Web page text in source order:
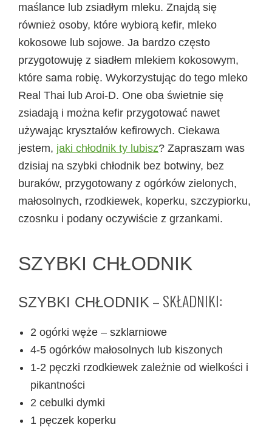
maślance lub zsiadłym mleku. Znajdą się
również osoby, które wybiorą kefir, mleko
kokosowe lub sojowe. Ja bardzo często
przygotowuję z siadłem mlekiem kokosowym,
które sama robię. Wykorzystując do tego mleko
Real Thai lub Aroi-D. One oba świetnie się
zsiadają i można kefir przygotować nawet
używając kryształów kefirowych. Ciekawa
jestem, jaki chłodnik ty lubisz? Zapraszam was
dzisiaj na szybki chłodnik bez botwiny, bez
buraków, przygotowany z ogórków zielonych,
małosolnych, rzodkiewek, koperku, szczypiorku,
czosnku i podany oczywiście z grzankami.
SZYBKI CHŁODNIK
SZYBKI CHŁODNIK – SKŁADNIKI:
2 ogórki węże – szklarniowe
4-5 ogórków małosolnych lub kiszonych
1-2 pęczki rzodkiewek zależnie od wielkości i
pikantności
2 cebulki dymki
1 pęczek koperku